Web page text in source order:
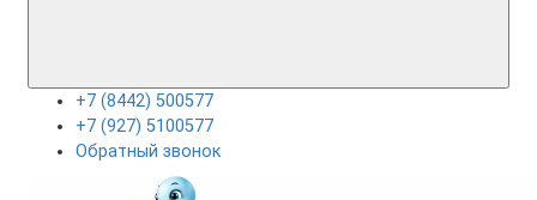
+7 (8442) 500577
+7 (927) 5100577
Обратный звонок